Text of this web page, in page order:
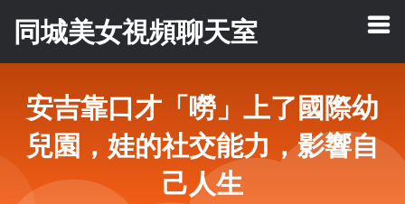
同城美女視頻聊天室
安吉靠口才「嘮」上了國際幼
兒園，娃的社交能力，影響自
己人生